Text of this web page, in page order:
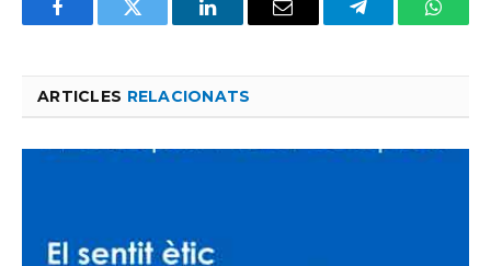
FacebookTwitter LinkedInEmail Telegram
ARTICLES RELACIONATS